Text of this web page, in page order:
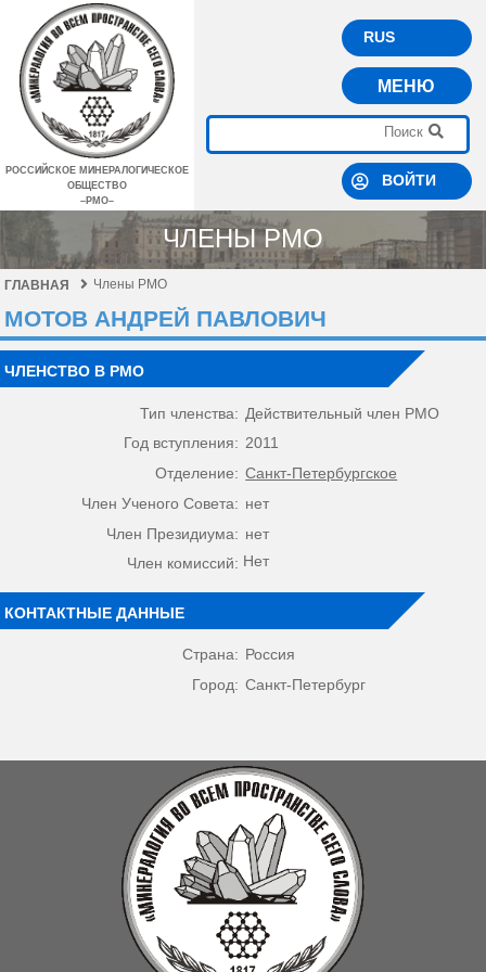
РОССИЙСКОЕ МИНЕРАЛОГИЧЕСКОЕ
ОБЩЕСТВО
–РМО–
RUS
МЕНЮ
ВОЙТИ
ЧЛЕНЫ РМО
ГЛАВНАЯ Члены РМО
МОТОВ АНДРЕЙ ПАВЛОВИЧ
ЧЛЕНСТВО В РМО
Тип членства: Действительный член РМО
Год вступления: 2011
Отделение: Санкт-Петербургское
Член Ученого Совета: нет
Член Президиума: нет
Член комиссий: Нет
КОНТАКТНЫЕ ДАННЫЕ
Страна: Россия
Город: Санкт-Петербург